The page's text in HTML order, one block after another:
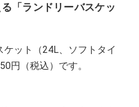
「ランドリーバスケッ
ット（24L、ソフトタイ
円（税込）です。